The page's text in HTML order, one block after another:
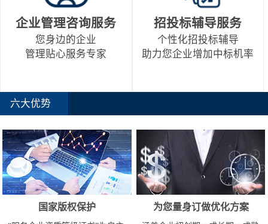
企业管理咨询服务
您身边的企业
管理贴心服务专家
招投标辅导服务
个性化招投标辅导
助力您企业增加中标机率
六大优势
国家版权保护 为您量身订做优化方案